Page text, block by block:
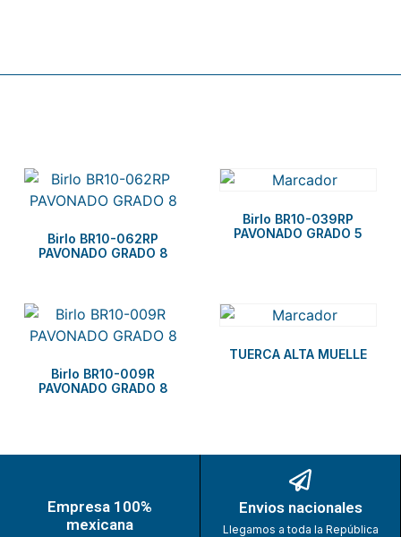
Birlo BR10-062RP
PAVONADO GRADO 8
Birlo BR10-039RP
PAVONADO GRADO 5
Birlo BR10-009R
PAVONADO GRADO 8
TUERCA ALTA MUELLE
Empresa 100%
mexicana
Envios nacionales
Llegamos a toda la República